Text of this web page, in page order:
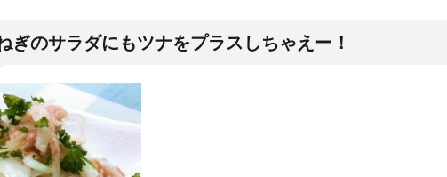
ぎのサラダにもツナをプラスしちゃえー！